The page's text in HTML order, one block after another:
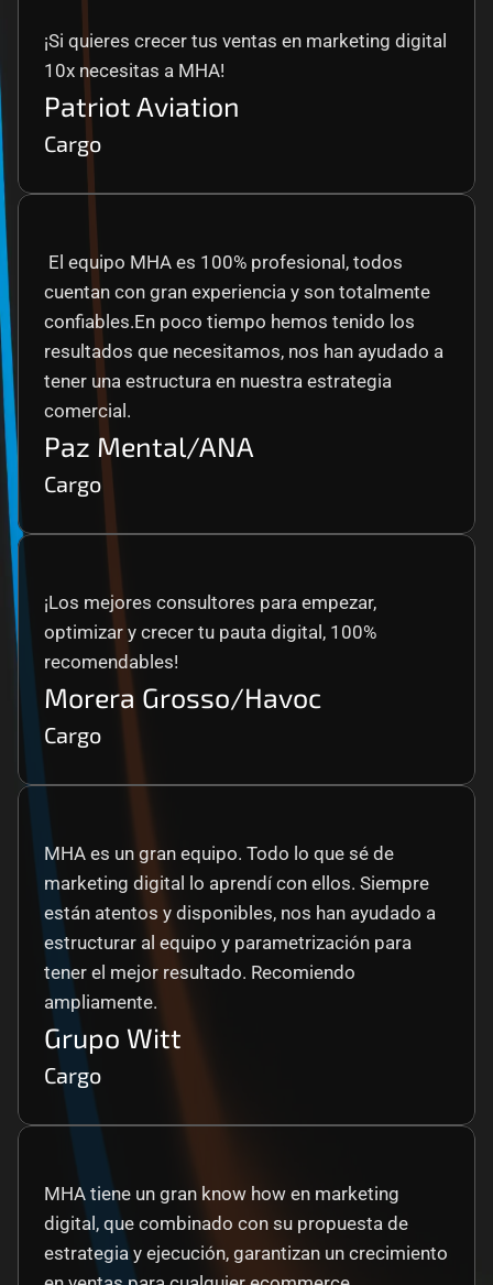
¡Si quieres crecer tus ventas en marketing digital
10x necesitas a MHA!
Patriot Aviation
Cargo
cuentan con gran experiencia y son totalmente
confiables.En poco tiempo hemos tenido los
resultados que necesitamos, nos han ayudado a
tener una estructura en nuestra estrategia
comercial.
Paz Mental/ANA
Cargo
¡Los mejores consultores para empezar,
optimizar y crecer tu pauta digital, 100%
recomendables!
Morera Grosso/Havoc
Cargo
MHA es un gran equipo. Todo lo que sé de
marketing digital lo aprendí con ellos. Siempre
están atentos y disponibles, nos han ayudado a
estructurar al equipo y parametrización para
tener el mejor resultado. Recomiendo
ampliamente.
Grupo Witt
Cargo
MHA tiene un gran know how en marketing
digital, que combinado con su propuesta de
estrategia y ejecución, garantizan un crecimiento